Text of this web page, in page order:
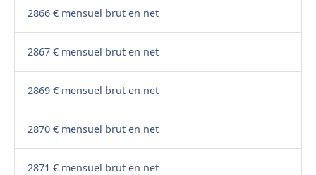
2866 € mensuel brut en net
2867 € mensuel brut en net
2869 € mensuel brut en net
2870 € mensuel brut en net
2871 € mensuel brut en net